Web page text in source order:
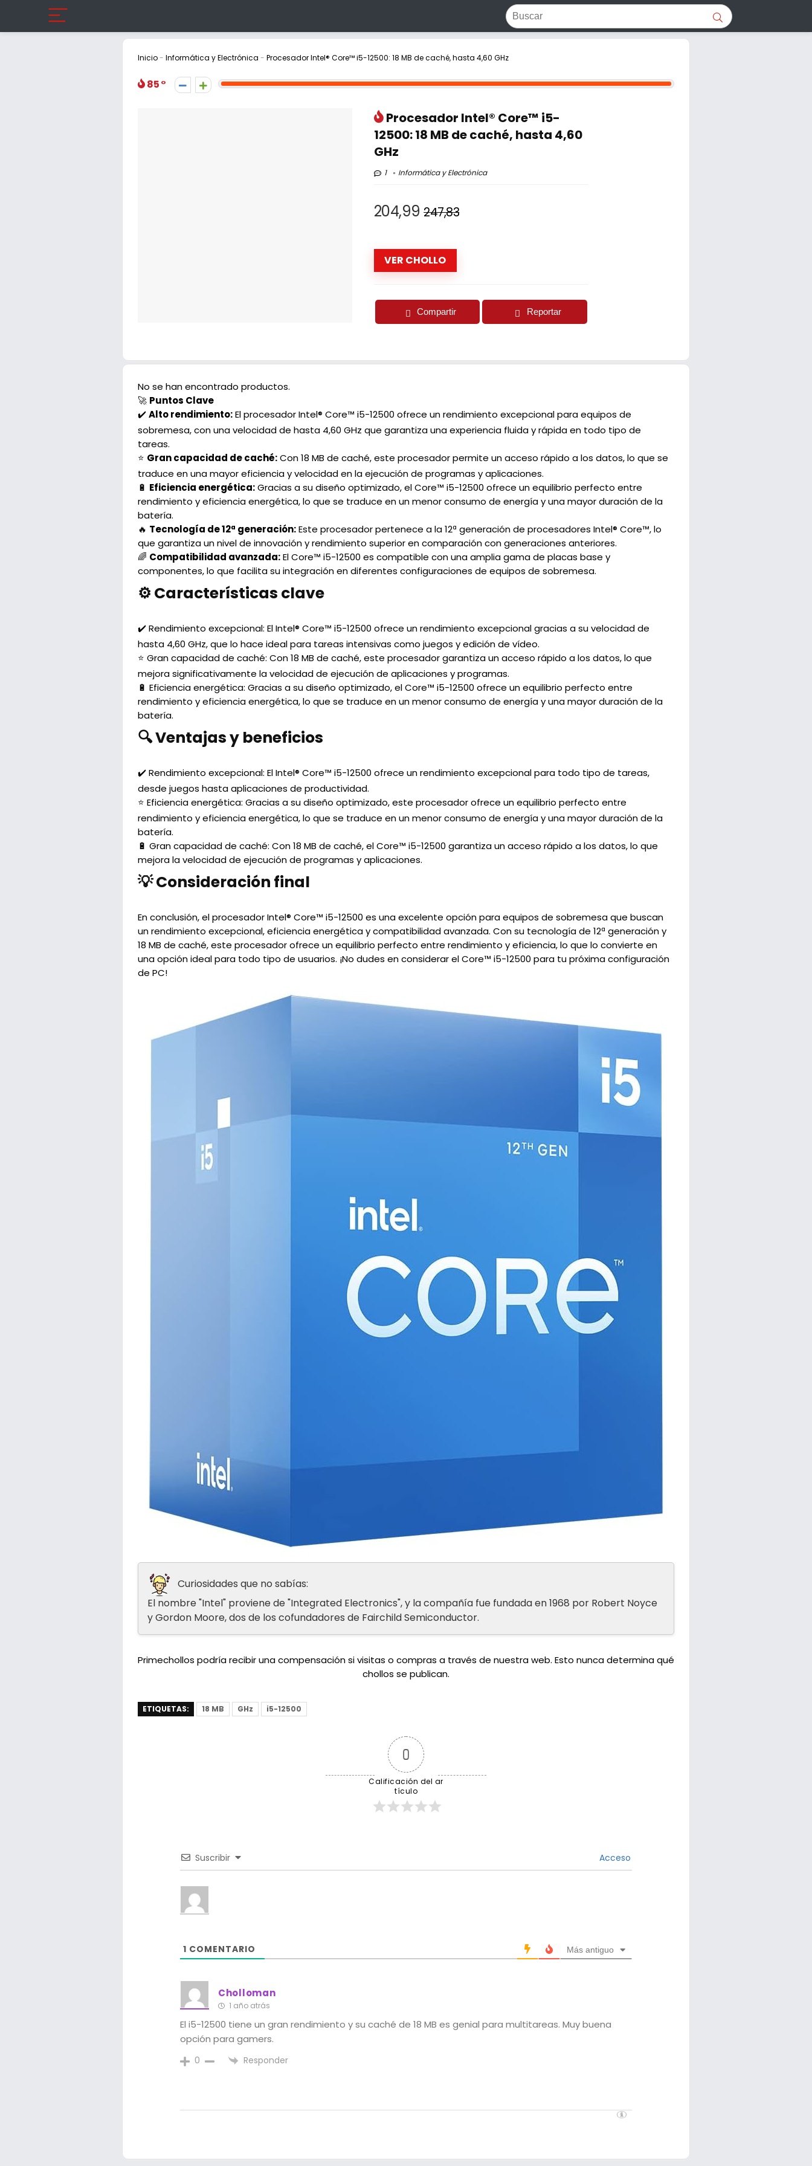
Inicio- Informática y Electrónica - Procesador Intel® Core™ i5-12500: 18 MB de caché, hasta 4,60 GHz
85
Procesador Intel® Core™ i5-
12500: 18 MB de caché, hasta 4,60
GHz
1 Informática y Electrónica
204,99 247,83
VER CHOLLO
Compartir Reportar
No se han encontrado productos.
🚀 Puntos Clave
✔️Alto rendimiento:El procesador Intel® Core™ i5-12500 ofrece un rendimiento excepcional para equipos de
sobremesa, con una velocidad de hasta 4,60 GHz que garantiza una experiencia fluida y rápida en todo tipo de
tareas.
⭐ Gran capacidad de caché:Con 18 MB de caché, este procesador permite un acceso rápido a los datos, lo que se
traduce en una mayor eficiencia y velocidad en la ejecución de programas y aplicaciones.
🔋 Eficiencia energética:Gracias a su diseño optimizado, el Core™ i5-12500 ofrece un equilibrio perfecto entre
rendimiento y eficiencia energética, lo que se traduce en un menor consumo de energía y una mayor duración de la
batería.
🔥 Tecnología de 12ª generación:Este procesador pertenece a la 12ª generación de procesadores Intel® Core™, lo
que garantiza un nivel de innovación y rendimiento superior en comparación con generaciones anteriores.
🌈 Compatibilidad avanzada:El Core™ i5-12500 es compatible con una amplia gama de placas base y
componentes, lo que facilita su integración en diferentes configuraciones de equipos de sobremesa.
⚙️ Características clave
✔️ Rendimiento excepcional: El Intel® Core™ i5-12500 ofrece un rendimiento excepcional gracias a su velocidad de
hasta 4,60 GHz, que lo hace ideal para tareas intensivas como juegos y edición de vídeo.
⭐ Gran capacidad de caché: Con 18 MB de caché, este procesador garantiza un acceso rápido a los datos, lo que
mejora significativamente la velocidad de ejecución de aplicaciones y programas.
🔋 Eficiencia energética: Gracias a su diseño optimizado, el Core™ i5-12500 ofrece un equilibrio perfecto entre
rendimiento y eficiencia energética, lo que se traduce en un menor consumo de energía y una mayor duración de la
batería.
🔍 Ventajas y beneficios
✔️ Rendimiento excepcional: El Intel® Core™ i5-12500 ofrece un rendimiento excepcional para todo tipo de tareas,
desde juegos hasta aplicaciones de productividad.
⭐ Eficiencia energética: Gracias a su diseño optimizado, este procesador ofrece un equilibrio perfecto entre
rendimiento y eficiencia energética, lo que se traduce en un menor consumo de energía y una mayor duración de la
batería.
🔋 Gran capacidad de caché: Con 18 MB de caché, el Core™ i5-12500 garantiza un acceso rápido a los datos, lo que
mejora la velocidad de ejecución de programas y aplicaciones.
💡 Consideración final
En conclusión, el procesador Intel® Core™ i5-12500 es una excelente opción para equipos de sobremesa que buscan
un rendimiento excepcional, eficiencia energética y compatibilidad avanzada. Con su tecnología de 12ª generación y
18 MB de caché, este procesador ofrece un equilibrio perfecto entre rendimiento y eficiencia, lo que lo convierte en
una opción ideal para todo tipo de usuarios. ¡No dudes en considerar el Core™ i5-12500 para tu próxima configuración
de PC!
Curiosidades que no sabías:
El nombre "Intel" proviene de "Integrated Electronics", y la compañía fue fundada en 1968 por Robert Noyce
y Gordon Moore, dos de los cofundadores de Fairchild Semiconductor.
Primechollos podría recibir una compensación si visitas o compras a través de nuestra web. Esto nunca determina qué
chollos se publican.
ETIQUETAS: 18 MB GHz i5-12500
0
Calificación del ar
tículo
Suscribir Acceso
1 COMENTARIO Más antiguo
Cholloman
1 año atrás
El i5-12500 tiene un gran rendimiento y su caché de 18 MB es genial para multitareas. Muy buena
opción para gamers.
0 Responder